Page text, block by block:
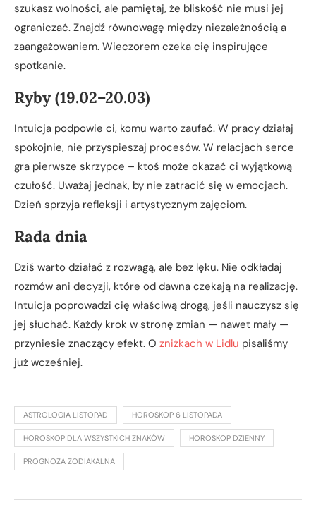
szukasz wolności, ale pamiętaj, że bliskość nie musi jej
ograniczać. Znajdź równowagę między niezależnością a
zaangażowaniem. Wieczorem czeka cię inspirujące
spotkanie.
Ryby (19.02–20.03)
Intuicja podpowie ci, komu warto zaufać. W pracy działaj
spokojnie, nie przyspieszaj procesów. W relacjach serce
gra pierwsze skrzypce – ktoś może okazać ci wyjątkową
czułość. Uważaj jednak, by nie zatracić się w emocjach.
Dzień sprzyja refleksji i artystycznym zajęciom.
Rada dnia
Dziś warto działać z rozwagą, ale bez lęku. Nie odkładaj
rozmów ani decyzji, które od dawna czekają na realizację.
Intuicja poprowadzi cię właściwą drogą, jeśli nauczysz się
jej słuchać. Każdy krok w stronę zmian — nawet mały —
przyniesie znaczący efekt. O zniżkach w Lidlu pisaliśmy
już wcześniej.
ASTROLOGIA LISTOPAD HOROSKOP 6 LISTOPADA
HOROSKOP DLA WSZYSTKICH ZNAKÓW HOROSKOP DZIENNY
PROGNOZA ZODIAKALNA